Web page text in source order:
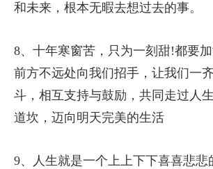
和未来，根本无暇去想过去的事。
8、十年寒窗苦，只为一刻甜!都要
前方不远处向我们招手，让我们一
斗，相互支持与鼓励，共同走过人
道坎，迈向明天完美的生活
9、人生就是一个上上下下喜喜悲悲